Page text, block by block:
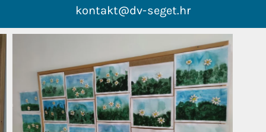
kontakt@dv-seget.hr